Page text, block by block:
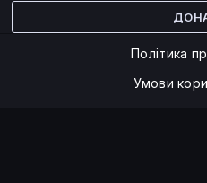
Політика
Умови